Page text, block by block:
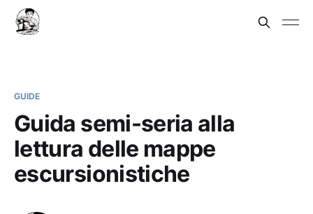
GUIDE
Guida semi-seria alla
lettura delle mappe
escursionistiche